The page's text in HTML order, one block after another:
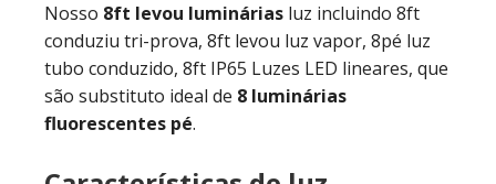
Nosso 8ft levou luminárias luz incluindo 8ft
conduziu tri-prova, 8ft levou luz vapor, 8pé luz
tubo conduzido, 8ft IP65 Luzes LED lineares, que
são substituto ideal de 8 luminárias
fluorescentes pé.